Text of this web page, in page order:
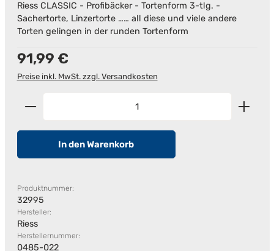
Riess CLASSIC - Profibäcker - Tortenform 3-tlg. -
Sachertorte, Linzertorte …… all diese und viele andere
Torten gelingen in der runden Tortenform
Regulärer Preis:
91,99 €
Preise inkl. MwSt. zzgl. Versandkosten
Produkt Anzahl: Gib den gewünschten Wert ein
In den Warenkorb
Produktnummer:
32995
Hersteller:
Riess
Herstellernummer:
0485-022